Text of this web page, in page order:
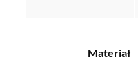
Materiał